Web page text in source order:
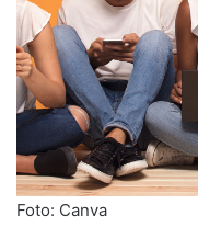
Foto: Canva